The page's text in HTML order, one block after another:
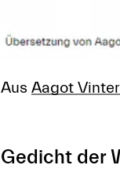
AusAagot
Gedicht der